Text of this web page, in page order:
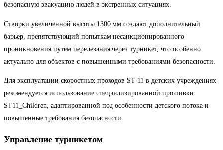
безопасную эвакуацию людей в экстренных ситуациях.
Створки увеличенной высоты 1300 мм создают дополнительный
барьер, препятствующий попыткам несанкционированного
проникновения путем перелезания через турникет, что особенно
актуально для объектов с повышенными требованиями безопасности.
Для эксплуатации скоростных проходов ST-11 в детских учреждениях
рекомендуется использование специализированной прошивки
ST11_Children, адаптированной под особенности детского потока и
повышенные требования безопасности.
Управление турникетом